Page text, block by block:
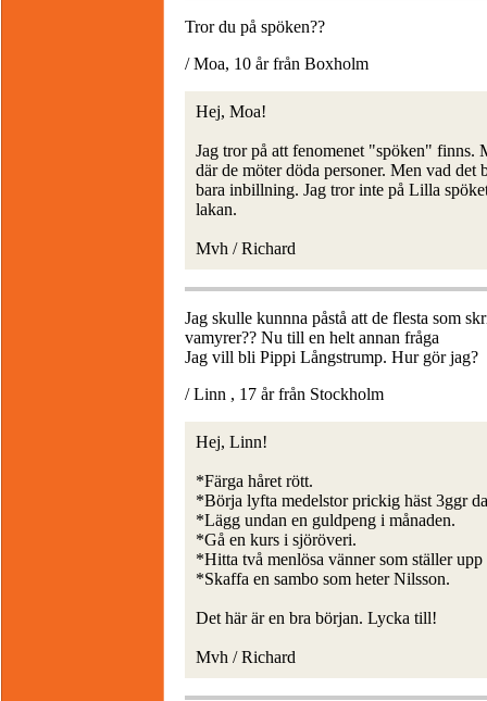
Tror du på spöken??
/ Moa, 10 år från Boxholm
Hej, Moa!
Jag tror på att fenomenet "spöken" finns.
där de möter döda personer. Men vad det
bara inbillning. Jag tror inte på Lilla
lakan.
Mvh / Richard
Jag skulle kunnna påstå att de flesta som
vamyrer?? Nu till en helt annan fråga
Jag vill bli Pippi Långstrump. Hur gör jag?
/ Linn , 17 år från Stockholm
Hej, Linn!
*Färga håret rött.
*Börja lyfta medelstor prickig häst 3ggr
*Lägg undan en guldpeng i månaden.
*Gå en kurs i sjöröveri.
*Hitta två menlösa vänner som ställer
*Skaffa en sambo som heter Nilsson.
Det här är en bra början. Lycka till!
Mvh / Richard